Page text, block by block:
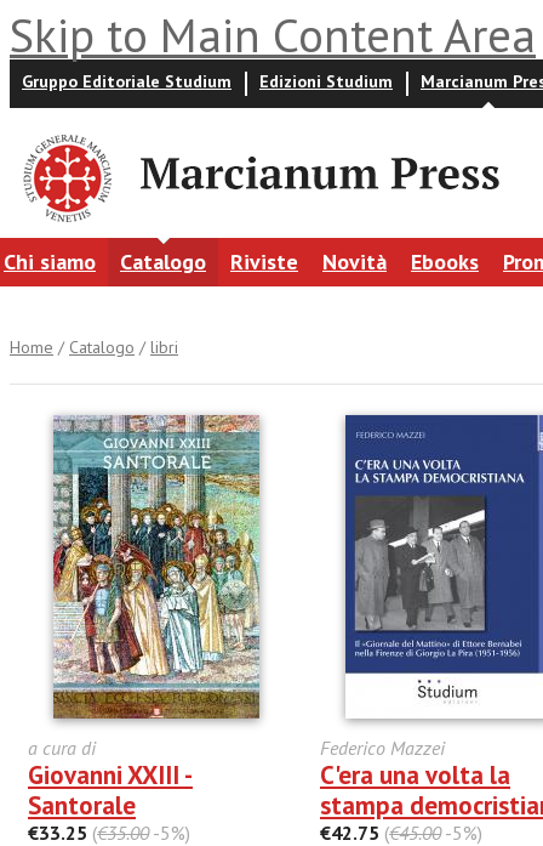
Skip to Main Content Area
Gruppo Editoriale Studium Edizioni Studium Marcianum
Chi siamo Catalogo Riviste Novità Ebooks
Home / Catalogo / libri
a cura di
Giovanni XXIII -
Santorale
€33.25 (€35.00-5%)
Federico Mazzei
C'era una volta la
stampa
€42.75 (€45.00-5%)